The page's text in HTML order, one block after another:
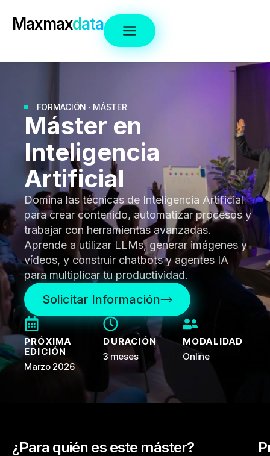
Maxmaxdata
FORMACIÓN · MÁSTER
Máster en
Inteligencia
Artificial
Domina las técnicas de Inteligencia Artificial
para crear contenido, automatizar procesos y
trabajar con herramientas avanzadas.
Aprende a utilizar LLMs, generar imágenes y
vídeos, y construir chatbots y agentes IA
para multiplicar tu productividad.
Solicitar Información
PRÓXIMA
EDICIÓN
Marzo 2026
DURACIÓN
3 meses
MODALIDAD
Online
¿Para quién es este máster?